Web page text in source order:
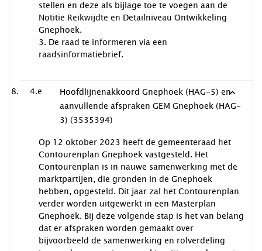
stellen en deze als bijlage toe te voegen aan de
Notitie Reikwijdte en Detailniveau Ontwikkeling
Gnephoek.
3. De raad te informeren via een
raadsinformatiebrief.
4.e
Hoofdlijnenakkoord Gnephoek (HAG-5) en
aanvullende afspraken GEM Gnephoek (HAG-
3) (3535394)
Op 12 oktober 2023 heeft de gemeenteraad het
Contourenplan Gnephoek vastgesteld. Het
Contourenplan is in nauwe samenwerking met de
marktpartijen, die gronden in de Gnephoek
hebben, opgesteld. Dit jaar zal het Contourenplan
verder worden uitgewerkt in een Masterplan
Gnephoek. Bij deze volgende stap is het van belang
dat er afspraken worden gemaakt over
bijvoorbeeld de samenwerking en rolverdeling